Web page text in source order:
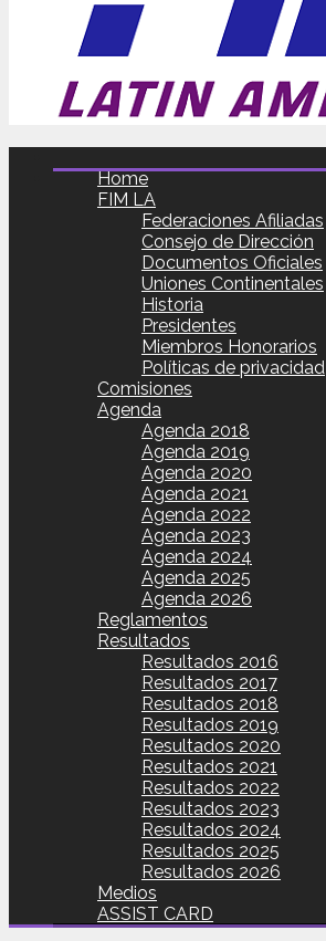
Home
FIM LA
Federaciones Afiliadas
Consejo de Dirección
Documentos Oficiales
Uniones Continentales
Historia
Presidentes
Miembros Honorarios
Políticas de privacidad
Comisiones
Agenda
Agenda 2018
Agenda 2019
Agenda 2020
Agenda 2021
Agenda 2022
Agenda 2023
Agenda 2024
Agenda 2025
Agenda 2026
Reglamentos
Resultados
Resultados 2016
Resultados 2017
Resultados 2018
Resultados 2019
Resultados 2020
Resultados 2021
Resultados 2022
Resultados 2023
Resultados 2024
Resultados 2025
Resultados 2026
Medios
ASSIST CARD